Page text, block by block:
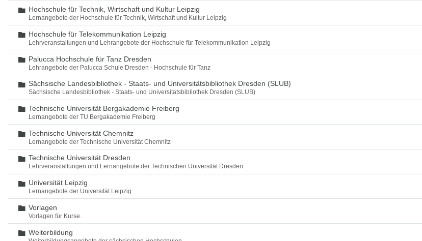
Ordner
Hochschule für Technik, Wirtschaft und Kultur Leipzig
Lernangebote der Hochschule für Technik, Wirtschaft und Kultur Leipzig
Ordner
Hochschule für Telekommunikation Leipzig
Lehrveranstaltungen und Lehrangebote der Hochschule für Telekommunikation Leipzig
Ordner
Palucca Hochschule für Tanz Dresden
Lehrangebote der Palucca Schule Dresden - Hochschule für Tanz
Ordner
Sächsische Landesbibliothek - Staats- und Universitätsbibliothek Dresden (SLUB)
Sächsische Landesbibliothek - Staats- und Universitätsbibliothek Dresden (SLUB)
Ordner
Technische Universität Bergakademie Freiberg
Lernangebote der TU Bergakademie Freiberg
Ordner
Technische Universität Chemnitz
Lernangebote der Technische Universität Chemnitz
Ordner
Technische Universität Dresden
Lehrveranstaltungen und Lernangebote der Technischen Universität Dresden
Ordner
Universität Leipzig
Lernangebote der Universität Leipzig
Ordner
Vorlagen
Vorlagen für Kurse.
Ordner
Weiterbildung